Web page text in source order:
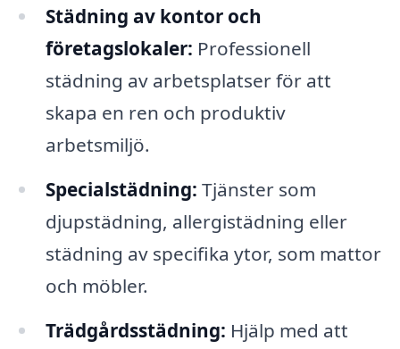
Städning av kontor och
företagslokaler: Professionell
städning av arbetsplatser för att
skapa en ren och produktiv
arbetsmiljö.
Specialstädning: Tjänster som
djupstädning, allergistädning eller
städning av specifika ytor, som mattor
och möbler.
Trädgårdsstädning: Hjälp med att